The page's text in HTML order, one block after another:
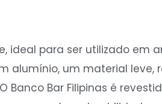
ideal para ser utilizado em
alumínio, um material leve,
Bar Filipinas é